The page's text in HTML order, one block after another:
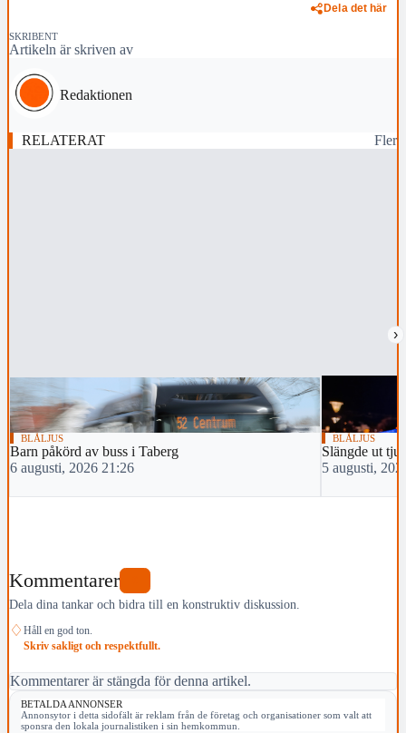
Dela det här
SKRIBENT
Artikeln är skriven av
Redaktionen
RELATERAT Fler
›
BLÅLJUS
Barn påkörd av buss i Taberg
6 augusti, 2026 21:26
BLÅLJUS
Slängde ut
5 augusti,
Kommentarer
Dela dina tankar och bidra till en konstruktiv diskussion.
♢ Håll en god ton.
Skriv sakligt och respektfullt.
Kommentarer är stängda för denna artikel.
BETALDA ANNONSER
Annonsytor i detta sidofält är reklam från de företag och organisationer som valt att
sponsra den lokala journalistiken i sin hemkommun.